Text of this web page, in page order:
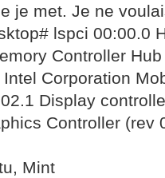
je met. Je ne
lspci 00:00.0
Controller
Corporation
Display
Controller (rev
Mint